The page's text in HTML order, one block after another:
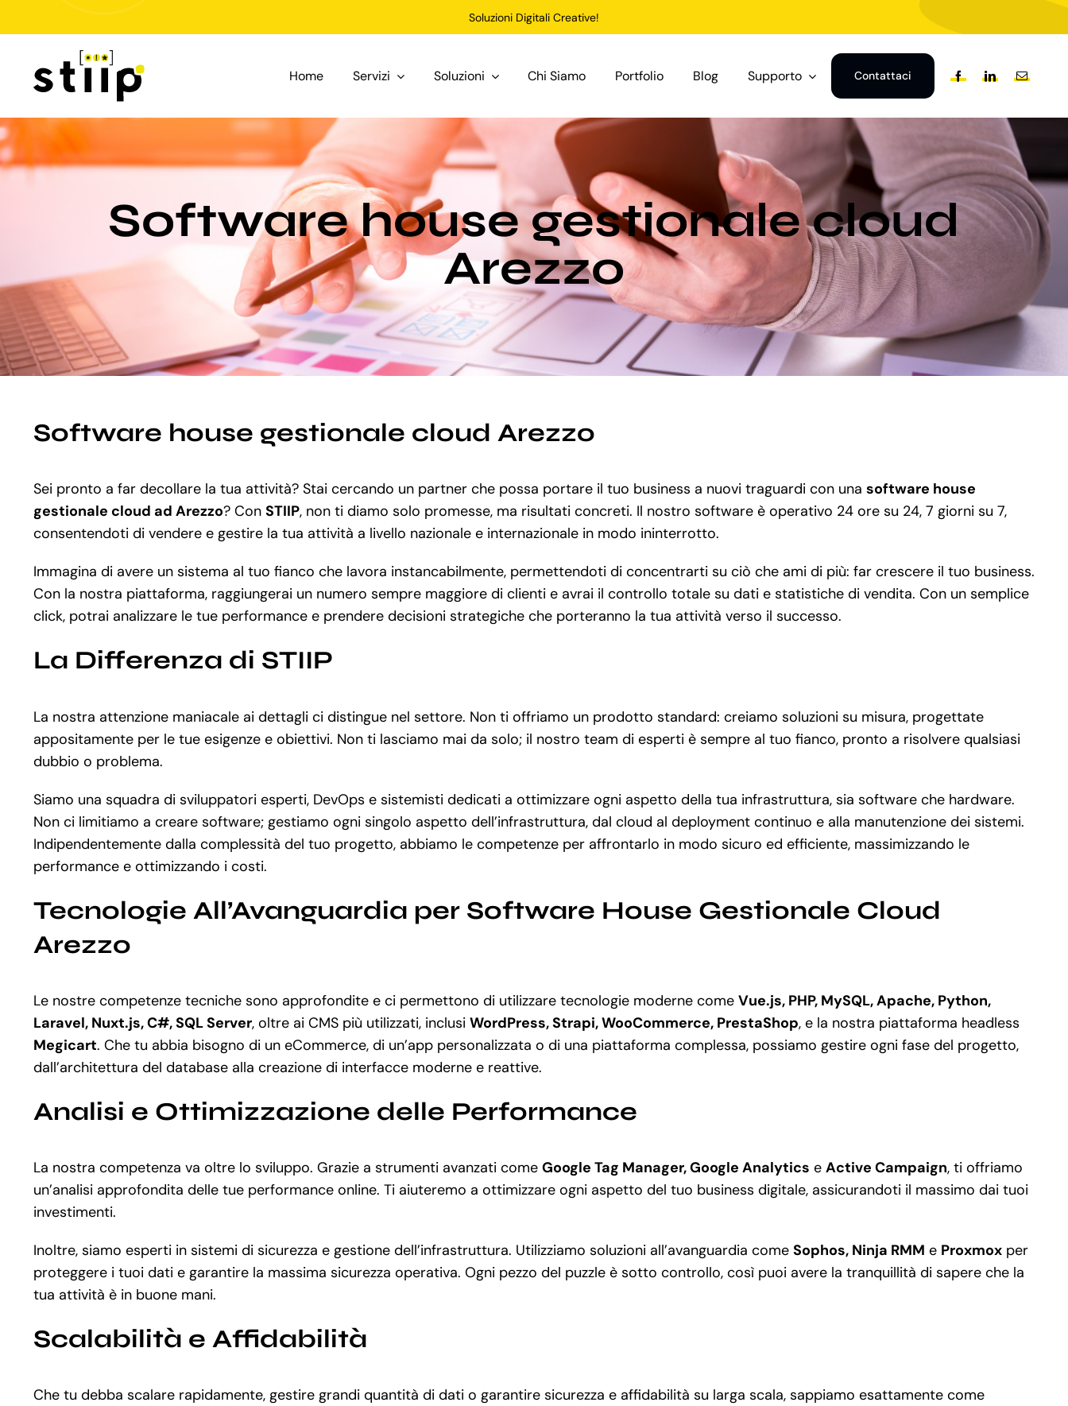
al
Soluzioni Digitali Creative!
Home Servizi Soluzioni Chi Siamo Portfolio Blog Supporto Contattaci
Software house gestionale cloud
Arezzo
Software house gestionale cloud Arezzo
Sei pronto a far decollare la tua attività? Stai cercando un partner che possa portare il tuo business a nuovi traguardi con una software house
gestionale cloud ad Arezzo? Con STIIP, non ti diamo solo promesse, ma risultati concreti. Il nostro software è operativo 24 ore su 24, 7 giorni su 7,
consentendoti di vendere e gestire la tua attività a livello nazionale e internazionale in modo ininterrotto.
Immagina di avere un sistema al tuo fianco che lavora instancabilmente, permettendoti di concentrarti su ciò che ami di più: far crescere il tuo business.
Con la nostra piattaforma, raggiungerai un numero sempre maggiore di clienti e avrai il controllo totale su dati e statistiche di vendita. Con un semplice
click, potrai analizzare le tue performance e prendere decisioni strategiche che porteranno la tua attività verso il successo.
La Differenza di STIIP
La nostra attenzione maniacale ai dettagli ci distingue nel settore. Non ti offriamo un prodotto standard: creiamo soluzioni su misura, progettate
appositamente per le tue esigenze e obiettivi. Non ti lasciamo mai da solo; il nostro team di esperti è sempre al tuo fianco, pronto a risolvere qualsiasi
dubbio o problema.
Siamo una squadra di sviluppatori esperti, DevOps e sistemisti dedicati a ottimizzare ogni aspetto della tua infrastruttura, sia software che hardware.
Non ci limitiamo a creare software; gestiamo ogni singolo aspetto dell’infrastruttura, dal cloud al deployment continuo e alla manutenzione dei sistemi.
Indipendentemente dalla complessità del tuo progetto, abbiamo le competenze per affrontarlo in modo sicuro ed efficiente, massimizzando le
performance e ottimizzando i costi.
Tecnologie All’Avanguardia per Software House Gestionale Cloud
Arezzo
Le nostre competenze tecniche sono approfondite e ci permettono di utilizzare tecnologie moderne come Vue.js, PHP, MySQL, Apache, Python,
Laravel, Nuxt.js, C#, SQL Server, oltre ai CMS più utilizzati, inclusi WordPress, Strapi, WooCommerce, PrestaShop, e la nostra piattaforma headless
Megicart. Che tu abbia bisogno di un eCommerce, di un’app personalizzata o di una piattaforma complessa, possiamo gestire ogni fase del progetto,
dall’architettura del database alla creazione di interfacce moderne e reattive.
Analisi e Ottimizzazione delle Performance
La nostra competenza va oltre lo sviluppo. Grazie a strumenti avanzati come Google Tag Manager, Google Analytics e Active Campaign, ti offriamo
un’analisi approfondita delle tue performance online. Ti aiuteremo a ottimizzare ogni aspetto del tuo business digitale, assicurandoti il massimo dai tuoi
investimenti.
Inoltre, siamo esperti in sistemi di sicurezza e gestione dell’infrastruttura. Utilizziamo soluzioni all’avanguardia come Sophos, Ninja RMM e Proxmoxper
proteggere i tuoi dati e garantire la massima sicurezza operativa. Ogni pezzo del puzzle è sotto controllo, così puoi avere la tranquillità di sapere che la
tua attività è in buone mani.
Scalabilità e Affidabilità
Che tu debba scalare rapidamente, gestire grandi quantità di dati o garantire sicurezza e affidabilità su larga scala, sappiamo esattamente come